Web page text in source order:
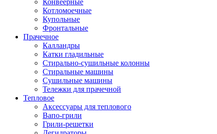
Котломоечные
Купольные
Фронтальные
Прачечное
Калландры
Катки гладильные
Стирально-сушильные колонны
Стиральные машины
Сушильные машины
Тележки для прачечной
Тепловое
Аксессуары для теплового
Вапо-грили
Грили-решетки